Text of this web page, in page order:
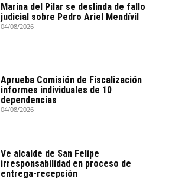
Marina del Pilar se deslinda de fallo
judicial sobre Pedro Ariel Mendívil
04/08/2026
Aprueba Comisión de Fiscalización
informes individuales de 10
dependencias
04/08/2026
Ve alcalde de San Felipe
irresponsabilidad en proceso de
entrega-recepción